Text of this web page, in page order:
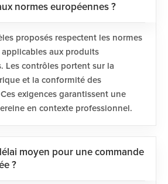
normes européennes ?
proposés respectent les normes
aux produits
Les contrôles portent sur la
et la conformité des
exigences garantissent une
en contexte professionnel.
moyen pour une commande
?